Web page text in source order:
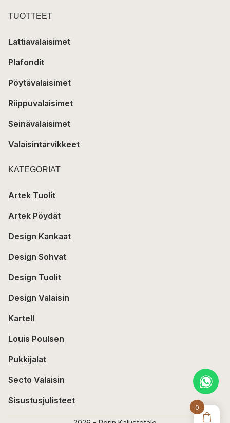
0
TUOTTEET
Lattiavalaisimet
Plafondit
Pöytävalaisimet
Riippuvalaisimet
Seinävalaisimet
Valaisintarvikkeet
KATEGORIAT
Artek Tuolit
Artek Pöydät
Design Kankaat
Design Sohvat
Design Tuolit
Design Valaisin
Kartell
Louis Poulsen
Pukkijalat
Secto Valaisin
Sisustusjulisteet